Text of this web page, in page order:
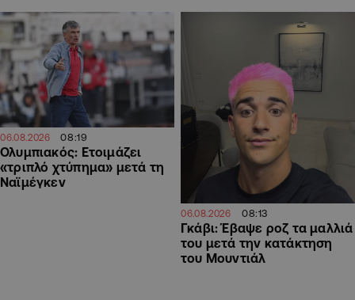
06.08.2026 08:19
Ολυμπιακός: Ετοιμάζει
«τριπλό χτύπημα» μετά τη
Ναϊμέγκεν
06.08.2026 08:13
Γκάβι: Έβαψε ροζ τα μαλλιά
του μετά την κατάκτηση
του Μουντιάλ